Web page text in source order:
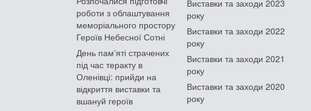
роботи з облаштування
меморіального простору
Героїв Небесної Сотні
День памʼяті страчених
під час теракту в
Оленівці: прийди на
відкриття виставки та
вшануй героїв
Виставки та заходи 2023
року
Виставки та заходи 2022
року
Виставки та заходи 2021
року
Виставки та заходи 2020
року